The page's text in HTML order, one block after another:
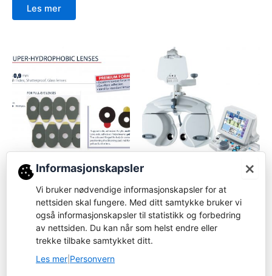
Les mer
Forbruksvare
07295 – erstattet 07325 -
Glasstape for
BU/SU/SAQ/SX
Logg inn for å bestille
Les mer
Nidek RT-3100 foropter
Logg inn for å bestille
Les mer
×
Informasjonskapsler
Vi bruker nødvendige informasjonskapsler for at
nettsiden skal fungere. Med ditt samtykke bruker vi
også informasjonskapsler til statistikk og forbedring
av nettsiden. Du kan når som helst endre eller
trekke tilbake samtykket ditt.
Les mer Personvern